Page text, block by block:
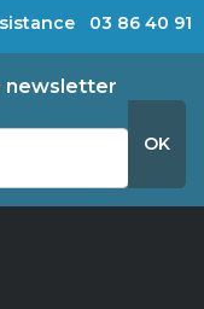
03 86 40 91
newsletter
OK